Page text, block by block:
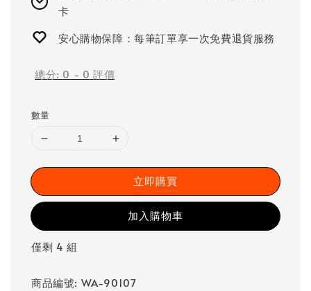
卡
安心購物保障：每筆訂單享一次免費退貨服務
總分: 0 - 0 評價
數量
立即購買
加入購物車
僅剩 4 組
商品編號: WA-90107